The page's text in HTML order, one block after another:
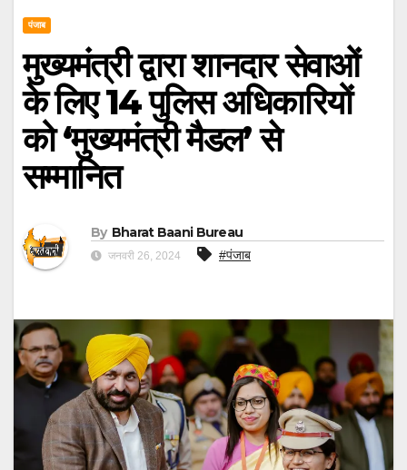
पंजाब
मुख्यमंत्री द्वारा शानदार सेवाओं
के लिए 14 पुलिस अधिकारियों
को ‘मुख्यमंत्री मैडल’ से
सम्मानित
By Bharat Baani Bureau
जनवरी 26, 2024 #पंजाब